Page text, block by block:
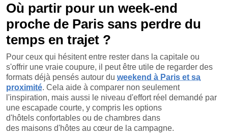
Où partir pour un week-end
proche de Paris sans perdre du
temps en trajet ?
Pour ceux qui hésitent entre rester dans la capitale ou
s'offrir une vraie coupure, il peut être utile de regarder des
formats déjà pensés autour du weekend à Paris et sa
proximité. Cela aide à comparer non seulement
l'inspiration, mais aussi le niveau d'effort réel demandé par
une escapade courte, y compris les options
d'hôtels confortables ou de chambres dans
des maisons d'hôtes au cœur de la campagne.